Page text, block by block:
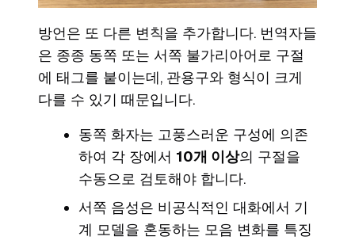
방언은 또 다른 변칙을 추가합니다. 번역자들
은 종종 동쪽 또는 서쪽 불가리아어로 구절
에 태그를 붙이는데, 관용구와 형식이 크게
다를 수 있기 때문입니다.
동쪽 화자는 고풍스러운 구성에 의존
하여 각 장에서 10개 이상의 구절을
수동으로 검토해야 합니다.
서쪽 음성은 비공식적인 대화에서 기
계 모델을 혼동하는 모음 변화를 특징